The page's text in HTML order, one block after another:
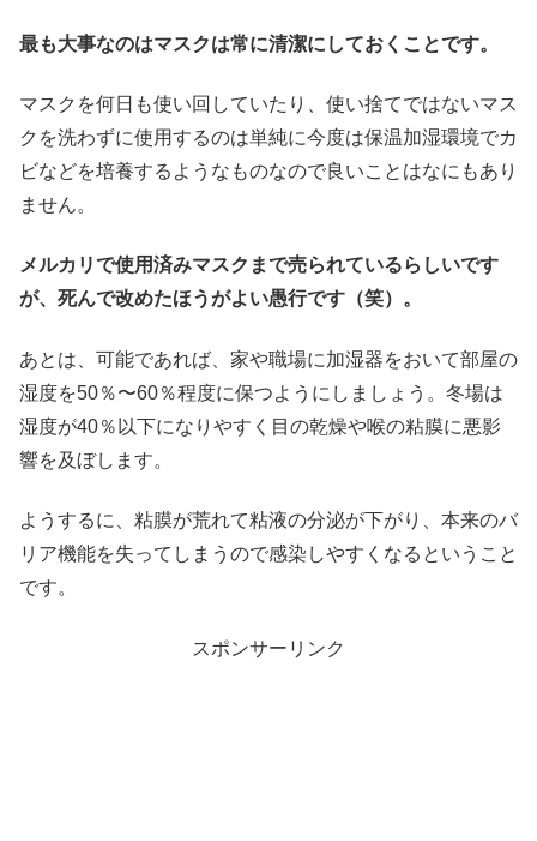
最も大事なのはマスクは常に清潔にしておくことです。
マスクを何日も使い回していたり、使い捨てではないマス
クを洗わずに使用するのは単純に今度は保温加湿環境でカ
ビなどを培養するようなものなので良いことはなにもあり
ません。
メルカリで使用済みマスクまで売られているらしいです
が、死んで改めたほうがよい愚行です（笑）。
あとは、可能であれば、家や職場に加湿器をおいて部屋の
湿度を50％〜60％程度に保つようにしましょう。冬場は
湿度が40％以下になりやすく目の乾燥や喉の粘膜に悪影
響を及ぼします。
ようするに、粘膜が荒れて粘液の分泌が下がり、本来のバ
リア機能を失ってしまうので感染しやすくなるということ
です。
スポンサーリンク